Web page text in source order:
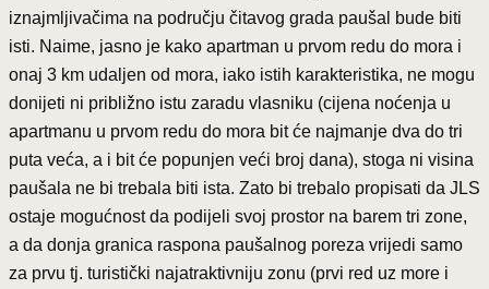
iznajmljivačima na području čitavog grada paušal bude biti
isti. Naime, jasno je kako apartman u prvom redu do mora i
onaj 3 km udaljen od mora, iako istih karakteristika, ne mogu
donijeti ni približno istu zaradu vlasniku (cijena noćenja u
apartmanu u prvom redu do mora bit će najmanje dva do tri
puta veća, a i bit će popunjen veći broj dana), stoga ni visina
paušala ne bi trebala biti ista. Zato bi trebalo propisati da JLS
ostaje mogućnost da podijeli svoj prostor na barem tri zone,
a da donja granica raspona paušalnog poreza vrijedi samo
za prvu tj. turistički najatraktivniju zonu (prvi red uz more i